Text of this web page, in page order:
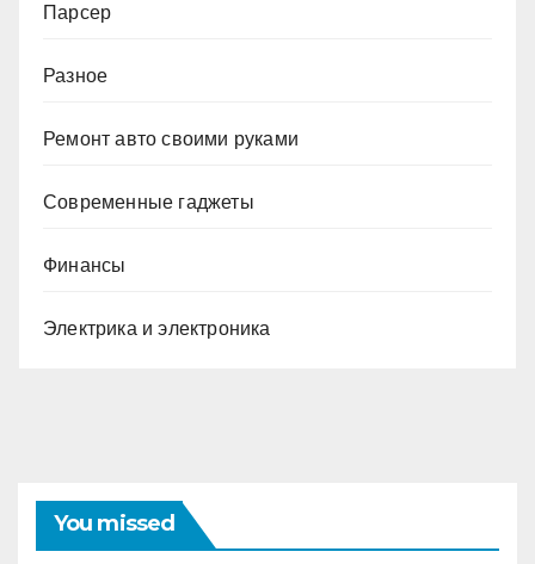
Парсер
Разное
Ремонт авто своими руками
Современные гаджеты
Финансы
Электрика и электроника
You missed